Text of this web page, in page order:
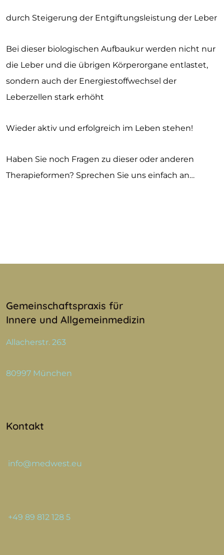
durch Steigerung der Entgiftungsleistung der Leber
Bei dieser biologischen Aufbaukur werden nicht nur
die Leber und die übrigen Körperorgane entlastet,
sondern auch der Energiestoffwechsel der
Leberzellen stark erhöht
Wieder aktiv und erfolgreich im Leben stehen!
Haben Sie noch Fragen zu dieser oder anderen
Therapieformen? Sprechen Sie uns einfach an…
Gemeinschaftspraxis für
Innere und Allgemeinmedizin
Allacherstr. 263
80997 München
Kontakt
info@medwest.eu
+49 89 812 128 5